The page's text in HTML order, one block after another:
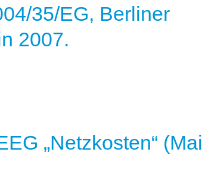
35/EG, Berliner
2007.
„Netzkosten“ (Mai